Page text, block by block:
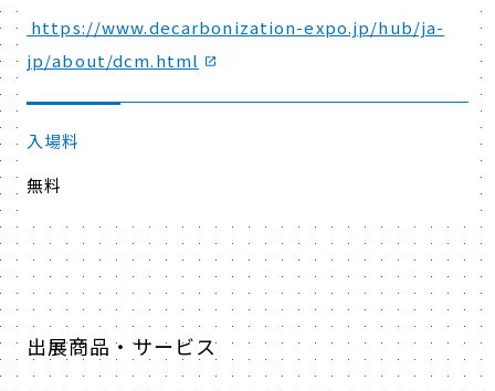
https://www.decarbonization-expo.jp/hub/ja-
jp/about/dcm.html
入場料
無料
出展商品・サービス